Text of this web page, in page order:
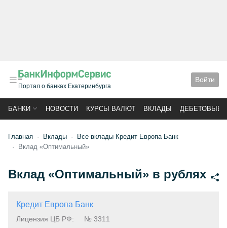
Портал о банках Екатеринбурга
Войти
БАНКИ НОВОСТИ КУРСЫ ВАЛЮТ ВКЛАДЫ ДЕБЕТОВЫЕ
Главная Вклады
Все вклады Кредит Европа Банк
Вклад «Оптимальный»
Вклад «Оптимальный» в рублях
Кредит Европа Банк
Лицензия ЦБ РФ:
№ 3311